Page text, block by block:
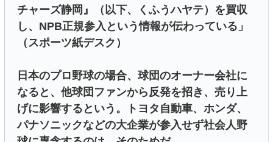
チャーズ静岡』（以下、くふうハヤテ）を買収
し、NPB正規参入という情報が伝わっている」
（スポーツ紙デスク）
日本のプロ野球の場合、球団のオーナー会社に
なると、他球団ファンから反発を招き、売り上
げに影響するという。トヨタ自動車、ホンダ、
パナソニックなどの大企業が参入せず社会人野